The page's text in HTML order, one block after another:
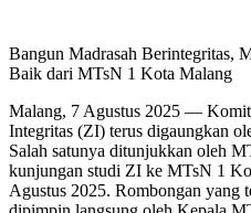
Bangun Madrasah Berintegritas,
Baik dari MTsN 1 Kota Malang
Malang, 7 Agustus 2025 —
Integritas (ZI) terus digaungkan
Salah satunya ditunjukkan oleh
kunjungan studi ZI ke MTsN 1
Agustus 2025. Rombongan yang